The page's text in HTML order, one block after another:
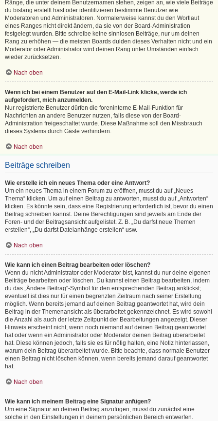
Ränge, die unter deinem Benutzernamen stehen, zeigen an, wie viele Beiträge
du bislang erstellt hast oder identifizieren bestimmte Benutzer wie
Moderatoren und Administratoren. Normalerweise kannst du den Wortlaut
eines Ranges nicht direkt ändern, da sie von der Board-Administration
festgelegt wurden. Bitte schreibe keine sinnlosen Beiträge, nur um deinen
Rang zu erhöhen — die meisten Boards dulden dieses Verhalten nicht und ein
Moderator oder Administrator wird deinen Rang unter Umständen einfach
wieder zurücksetzen.
Nach oben
Wenn ich bei einem Benutzer auf den E-Mail-Link klicke, werde ich
aufgefordert, mich anzumelden.
Nur registrierte Benutzer dürfen die foreninterne E-Mail-Funktion für
Nachrichten an andere Benutzer nutzen, falls diese von der Board-
Administration freigeschaltet wurde. Diese Maßnahme soll den Missbrauch
dieses Systems durch Gäste verhindern.
Nach oben
Beiträge schreiben
Wie erstelle ich ein neues Thema oder eine Antwort?
Um ein neues Thema in einem Forum zu eröffnen, musst du auf „Neues
Thema“ klicken. Um auf einen Beitrag zu antworten, musst du auf „Antworten“
klicken. Es könnte sein, dass eine Registrierung erforderlich ist, bevor du einen
Beitrag schreiben kannst. Deine Berechtigungen sind jeweils am Ende der
Foren- und der Beitragsansicht aufgelistet. Z. B. „Du darfst neue Themen
erstellen“, „Du darfst Dateianhänge erstellen“ usw.
Nach oben
Wie kann ich einen Beitrag bearbeiten oder löschen?
Wenn du nicht Administrator oder Moderator bist, kannst du nur deine eigenen
Beiträge bearbeiten oder löschen. Du kannst einen Beitrag bearbeiten, indem
du das „Ändere Beitrag“-Symbol für den entsprechenden Beitrag anklickst;
eventuell ist dies nur für einen begrenzten Zeitraum nach seiner Erstellung
möglich. Wenn bereits jemand auf deinen Beitrag geantwortet hat, wird dein
Beitrag in der Themenansicht als überarbeitet gekennzeichnet. Es wird sowohl
die Anzahl als auch der letzte Zeitpunkt der Bearbeitungen angezeigt. Dieser
Hinweis erscheint nicht, wenn noch niemand auf deinen Beitrag geantwortet
hat oder wenn ein Administrator oder Moderator deinen Beitrag überarbeitet
hat. Diese können jedoch, falls sie es für nötig halten, eine Notiz hinterlassen,
warum dein Beitrag überarbeitet wurde. Bitte beachte, dass normale Benutzer
einen Beitrag nicht löschen können, wenn bereits jemand darauf geantwortet
hat.
Nach oben
Wie kann ich meinem Beitrag eine Signatur anfügen?
Um eine Signatur an deinen Beitrag anzufügen, musst du zunächst eine
solche in den Einstellungen in deinem persönlichen Bereich entwerfen.